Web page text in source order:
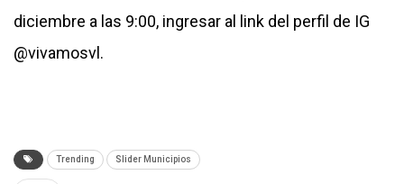
diciembre a las 9:00, ingresar al link del perfil de IG
@vivamosvl.
Trending Slider Municipios